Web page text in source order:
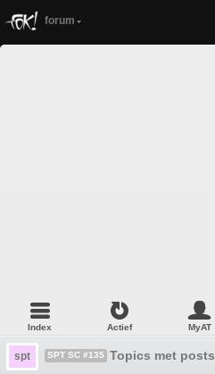
forum
Index Actief MyAT
spt SPT SC #135 Topics met posts